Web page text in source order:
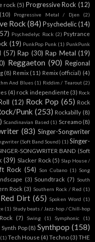
rock (5) Progressive Rock (12)
(10) Progressive Metal / Djen (2)
Rock (84) Psychedelic(14)
Psychedelyc Rock (2) Psytrance
(19) PunkPop Punk (1) PunkPunk
(57) Rap (30) Rap Metal (19)
Reggaeton (90) Regional
(8) Remix (11) Remix (official) (4)
And Blues (1) Riddim / Tearout (2)
(4) rock independiente (3) Rock
(12) Rock Pop (65) Rock
Punk (253) Rockabilly (8)
Scandinavian Based (1) Screamo (8)
(83) Singer-Songwriter
(Soft Band Sound) (1) Singer-
SONGWRITER BAND (Soft
(39) Slacker Rock (5) Slap House /
Rock (54) Son Cubano (1) Song
(3) Soundtrack (7) South
Rock (3) Southern Rock / Red (1)
Dirt (65) Spoken Word (1)
(1) Study beats / Jazz-hop / Chill-hop
(7) Swing (1) Symphonic (1)
Synth Pop (8) Synthpop (158)
(1) Tech House (4) Techno (3) THE